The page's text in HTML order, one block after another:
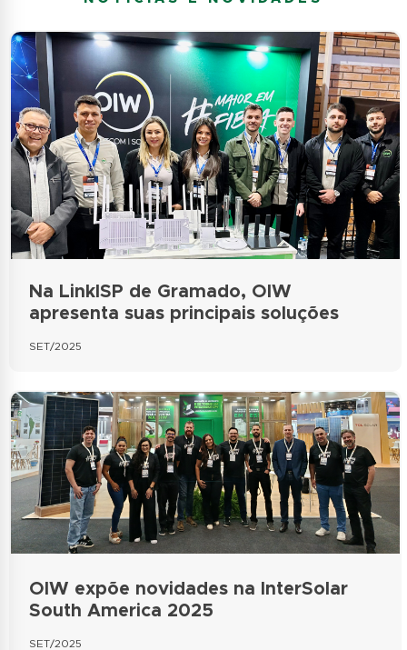
Na LinkISP de Gramado, OIW
apresenta suas principais soluções
SET/2025
OIW expõe novidades na InterSolar
South America 2025
SET/2025